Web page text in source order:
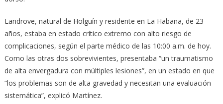
Landrove, natural de Holguín y residente en La Habana, de 23
años, estaba en estado crítico extremo con alto riesgo de
complicaciones, según el parte médico de las 10:00 a.m. de hoy.
Como las otras dos sobrevivientes, presentaba “un traumatismo
de alta envergadura con múltiples lesiones”, en un estado en que
“los problemas son de alta gravedad y necesitan una evaluación
sistemática”, explicó Martínez.